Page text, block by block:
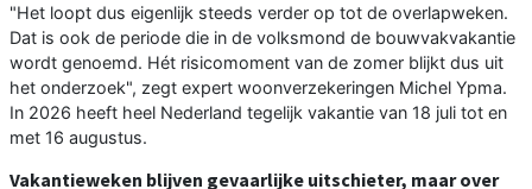
"Het loopt dus eigenlijk steeds verder op tot de overlapweken.
Dat is ook de periode die in de volksmond de bouwvakvakantie
wordt genoemd. Hét risicomoment van de zomer blijkt dus uit
het onderzoek", zegt expert woonverzekeringen Michel Ypma.
In 2026 heeft heel Nederland tegelijk vakantie van 18 juli tot en
met 16 augustus.
Vakantieweken blijven gevaarlijke uitschieter, maar over